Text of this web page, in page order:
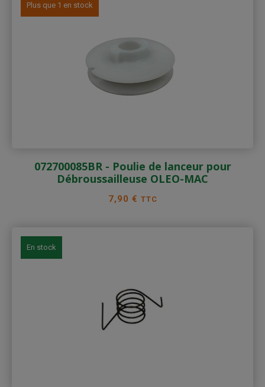
Plus que 1 en stock
072700085BR - Poulie de lanceur pour
Débroussailleuse OLEO-MAC
Prix
7,90 € TTC
En stock